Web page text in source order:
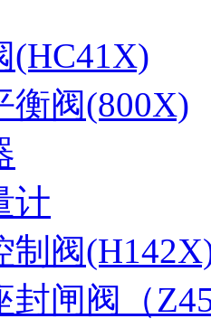
(HC41X)
衡阀(800X)
计
制阀
封闸阀（